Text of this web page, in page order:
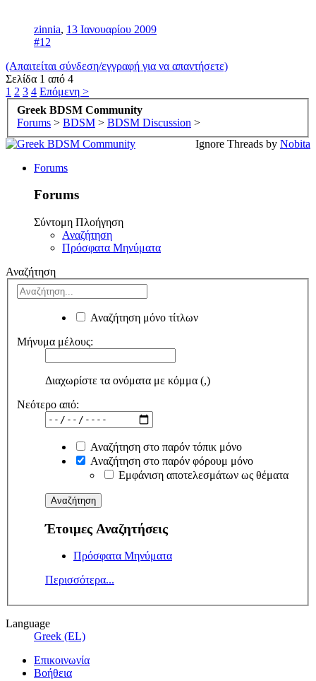
zinnia, 13 Ιανουαρίου 2009
#12
(Απαιτείται σύνδεση/εγγραφή για να απαντήσετε)
Σελίδα 1 από 4
1 2 3 4 Επόμενη >
Greek BDSM Community
Forums > BDSM > BDSM Discussion >
Ignore Threads by Nobita
Forums
Forums
Σύντομη Πλοήγηση
Αναζήτηση
Πρόσφατα Μηνύματα
Αναζήτηση
Αναζήτηση μόνο τίτλων
Μήνυμα μέλους:
Διαχωρίστε τα ονόματα με κόμμα (,)
Νεότερο από:
Αναζήτηση στο παρόν τόπικ μόνο
Αναζήτηση στο παρόν φόρουμ μόνο
Εμφάνιση αποτελεσμάτων ως θέματα
Έτοιμες Αναζητήσεις
Πρόσφατα Μηνύματα
Περισσότερα...
Language
Greek (EL)
Επικοινωνία
Βοήθεια